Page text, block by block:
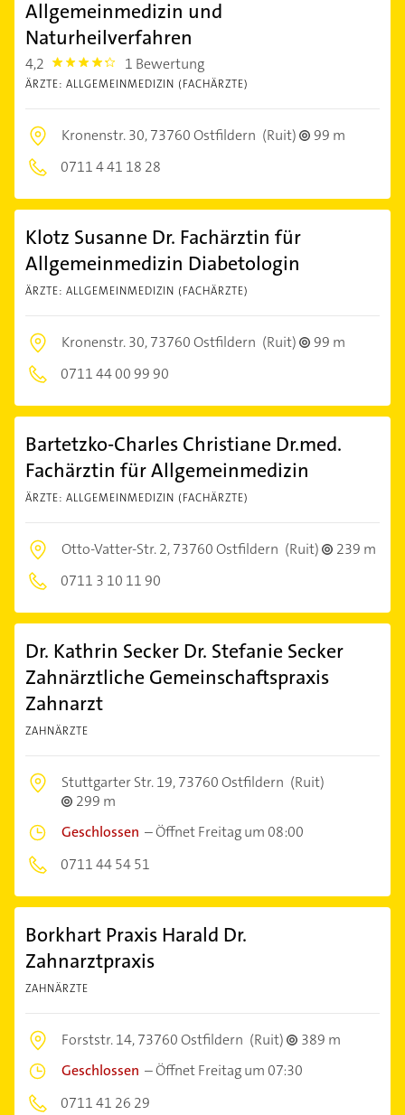
Allgemeinmedizin und
Naturheilverfahren
4,2 4.2000003 1 Bewertung
ÄRZTE: ALLGEMEINMEDIZIN (FACHÄRZTE)
Kronenstr. 30,73760 Ostfildern (Ruit)
99 m
0711 4 41 18 28
Klotz Susanne Dr. Fachärztin für
Allgemeinmedizin Diabetologin
ÄRZTE: ALLGEMEINMEDIZIN (FACHÄRZTE)
Kronenstr. 30,73760 Ostfildern (Ruit)
99 m
0711 44 00 99 90
Bartetzko-Charles Christiane Dr.med.
Fachärztin für Allgemeinmedizin
ÄRZTE: ALLGEMEINMEDIZIN (FACHÄRZTE)
Otto-Vatter-Str. 2,73760 Ostfildern (Ruit)
239 m
0711 3 10 11 90
Dr. Kathrin Secker Dr. Stefanie Secker
Zahnärztliche Gemeinschaftspraxis
Zahnarzt
ZAHNÄRZTE
Stuttgarter Str. 19,73760 Ostfildern (Ruit)
299 m
Geschlossen –Öffnet Freitag um 08:00
0711 44 54 51
Borkhart Praxis Harald Dr.
Zahnarztpraxis
ZAHNÄRZTE
Forststr. 14,73760 Ostfildern (Ruit)
389 m
Geschlossen –Öffnet Freitag um 07:30
0711 41 26 29